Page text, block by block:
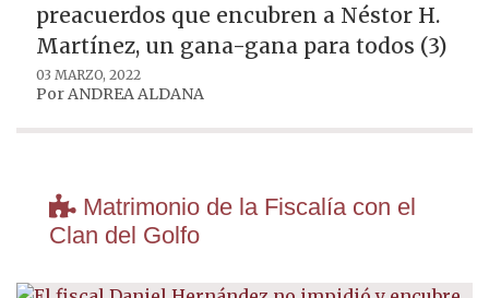
preacuerdos que encubren a Néstor H.
Martínez, un gana-gana para todos (3)
03 MARZO, 2022
PorANDREA ALDANA
Matrimonio de la Fiscalía con el
Clan del Golfo